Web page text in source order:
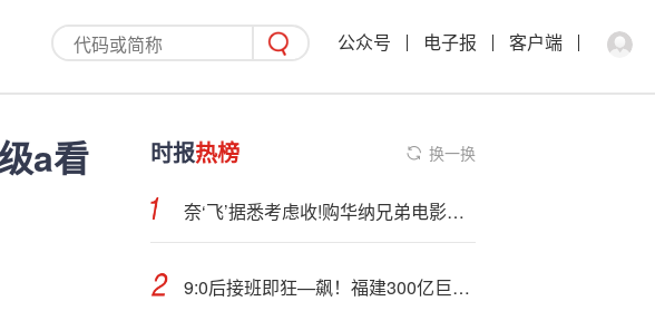
公众号 电子报 客户端
a看
时报热榜 换一换
奈‘飞’据悉考虑收!购华纳兄弟电影和流媒体业务
9:0后接班即狂—飙！福建300亿巨头猛踩油门，争港股第一股！